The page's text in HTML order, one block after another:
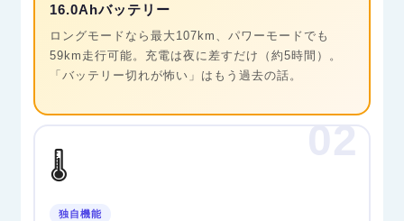
16.0Ahバッテリー
ロングモードなら最大107km、パワーモードでも
59km走行可能。充電は夜に差すだけ（約5時間）。
「バッテリー切れが怖い」はもう過去の話。
🌡️
独自機能